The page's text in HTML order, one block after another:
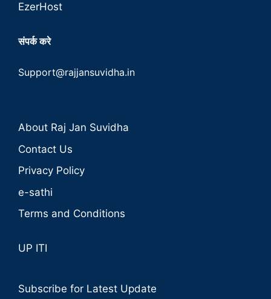
EzerHost
संपर्क करे
Support@rajjansuvidha.in
About Raj Jan Suvidha
Contact Us
Privacy Policy
e-sathi
Terms and Conditions
UP ITI
Subscribe for Latest Update